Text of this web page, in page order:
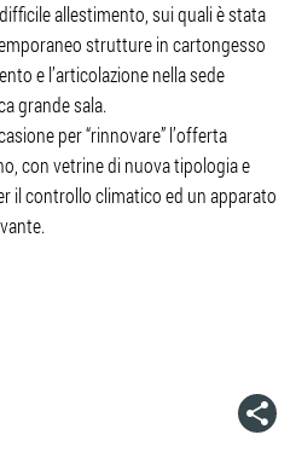
allestimento, sui quali è stata
strutture in cartongesso
e l’articolazione nella sede
grande sala.
per “rinnovare” l’offerta
con vetrine di nuova tipologia e
il controllo climatico ed un apparato